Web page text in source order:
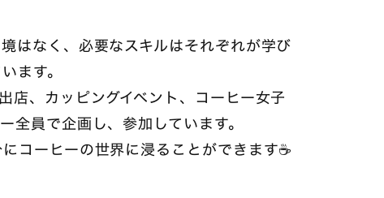
はなく、必要なスキルはそれぞれが学び
ます。
店、カッピングイベント、コーヒー女子
全員で企画し、参加しています。
コーヒーの世界に浸ることができます☕